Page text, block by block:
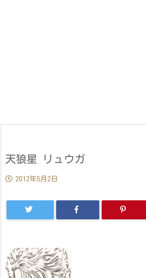
天狼星 リュウガ
2012年5月2日